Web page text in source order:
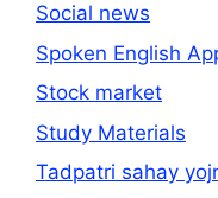
Social news
Spoken English
Stock market
Study Materials
Tadpatri sahay